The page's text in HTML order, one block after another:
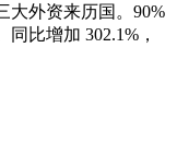
大外资来历国。90%
比增加 302.1%，